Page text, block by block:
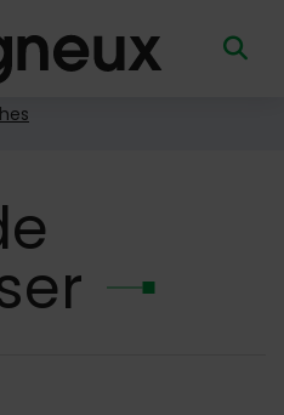
Retour à l'accueil